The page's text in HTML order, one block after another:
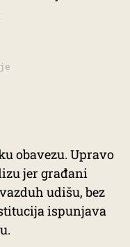
obavezu. Upravo
jer građani
udišu, bez
ispunjava